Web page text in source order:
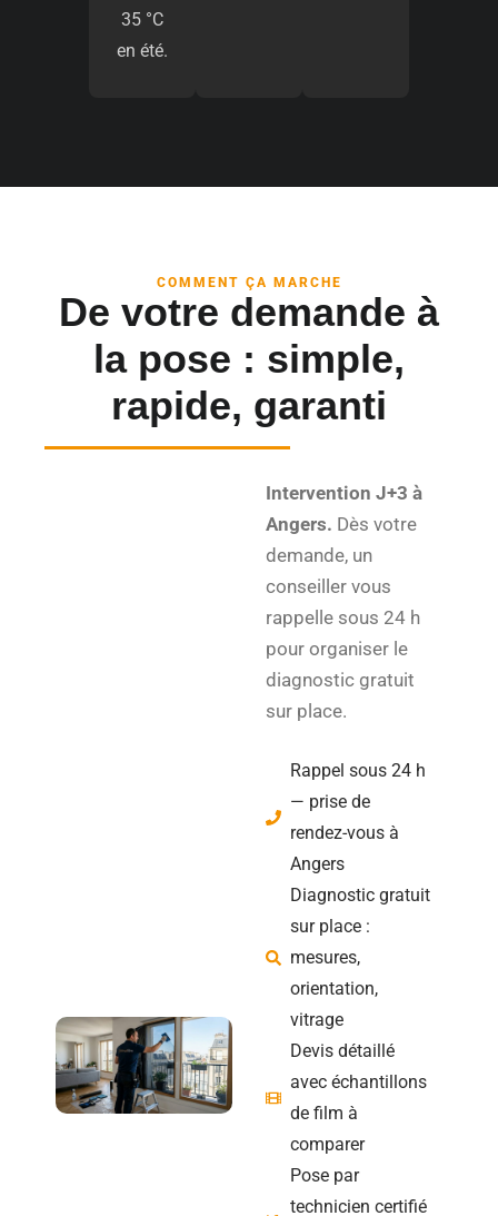
35 °C
en été.
COMMENT ÇA MARCHE
De votre demande à
la pose : simple,
rapide, garanti
Intervention J+3 à
Angers. Dès votre
demande, un
conseiller vous
rappelle sous 24 h
pour organiser le
diagnostic gratuit
sur place.
Rappel sous 24 h
— prise de
rendez-vous à
Angers
Diagnostic gratuit
sur place :
mesures,
orientation,
vitrage
Devis détaillé
avec échantillons
de film à
comparer
Pose par
technicien certifié